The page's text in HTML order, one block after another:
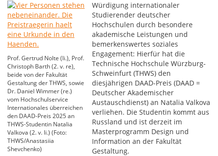
Prof. Gertrud Nolte (li.), Prof.
Christoph Barth (2. v. re),
beide von der Fakultät
Gestaltung der THWS, sowie
Dr. Daniel Wimmer (re.)
vom Hochschulservice
Internationales überreichen
den DAAD-Preis 2025 an
THWS-Studentin Natalia
Valkova (2. v. li.) (Foto:
THWS/Anastasiia
Shevchenko)
Würdigung internationaler
Studierender deutscher
Hochschulen durch besondere
akademische Leistungen und
bemerkenswertes soziales
Engagement: Hierfür hat die
Technische Hochschule Würzburg-
Schweinfurt (THWS) den
diesjährigen DAAD-Preis (DAAD =
Deutscher Akademischer
Austauschdienst) an Natalia Valkova
verliehen. Die Studentin kommt aus
Russland und ist derzeit im
Masterprogramm Design und
Information an der Fakultät
Gestaltung.